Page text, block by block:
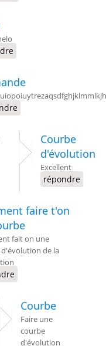
Courbe
d'évolution
Excellent
répondre
faire t'on
fait on une
de la
Courbe
Faire une
courbe
d'évolution